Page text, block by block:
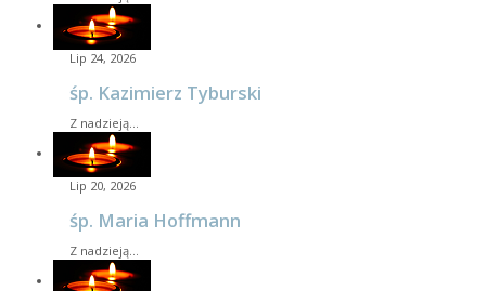
Lip 24, 2026
śp. Kazimierz Tyburski
Z nadzieją…
Lip 20, 2026
śp. Maria Hoffmann
Z nadzieją…